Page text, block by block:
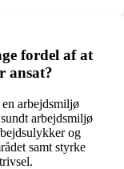
fordel af at
ansat?
arbejdsmiljø
arbejdsmiljø
og
samt styrke